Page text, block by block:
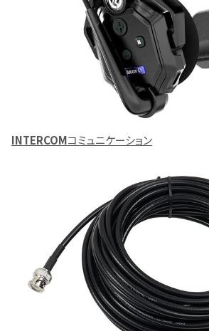
INTERCOMコミュニケーション